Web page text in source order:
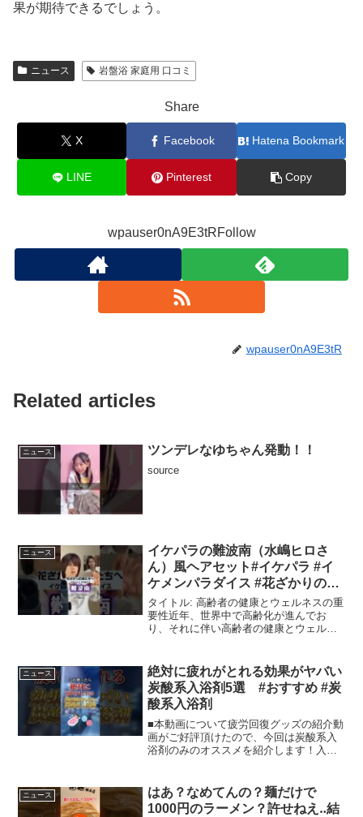
果が期待できるでしょう。
ニュース 岩盤浴 家庭用 口コミ
Share
X Facebook Hatena Bookmark
LINE Pinterest Copy
wpauser0nA9E3tRFollow
wpauser0nA9E3tR
Related articles
ニュース ツンデレなゆちゃん発動！！
source
ニュース
イケパラの難波南（水嶋ヒロさ
ん）風ヘアセット#イケパラ #イ
ケメンパラダイス #花ざかりの君
たちへ #水嶋ヒロ #モノマネ #ヘ
アセット #orangerange #オレン
ジレンジ #イケナイ太陽
タイトル: 高齢者の健康とウェルネスの重
要性近年、世界中で高齢化が進んでお
り、それに伴い高齢者の健康とウェルネ
法やアプローチを模索する中で、心身の
健康を維持し、充実した...
ニュース
絶対に疲れがとれる効果がヤバい
炭酸系入浴剤5選 #おすすめ #炭
酸系入浴剤
■本動画について疲労回復グッズの紹介動
画がご好評頂けたので、今回は炭酸系入
浴剤のみのオススメを紹介します！入浴
ました。他の疲労回復グッズは関連動画
から視聴ください(^^...
ニュース
はあ？なめてんの？麺だけで
1000円のラーメン？許せねえ‥結